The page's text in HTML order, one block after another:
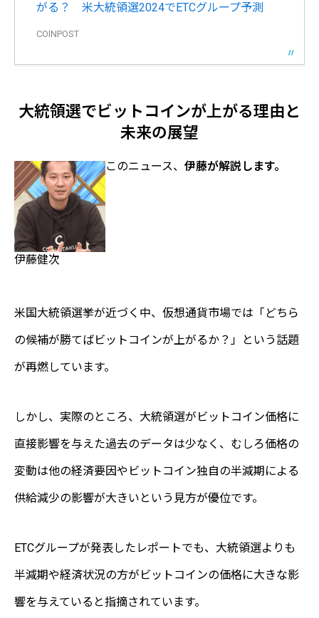
がる？ 米大統領選2024でETCグループ予測
COINPOST
大統領選でビットコインが上がる理由と
未来の展望
伊藤健次
このニュース、 伊藤が解説します。
米国大統領選挙が近づく中、仮想通貨市場では「どちら
の候補が勝てばビットコインが上がるか？」という話題
が再燃しています。
しかし、実際のところ、大統領選がビットコイン価格に
直接影響を与えた過去のデータは少なく、むしろ価格の
変動は他の経済要因やビットコイン独自の半減期による
供給減少の影響が大きいという見方が優位です。
ETCグループが発表したレポートでも、大統領選よりも
半減期や経済状況の方がビットコインの価格に大きな影
響を与えていると指摘されています。